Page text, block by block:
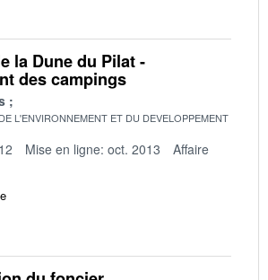
la Dune du Pilat -
des campings
L'ENVIRONNEMENT ET DU DEVELOPPEMENT
Mise en ligne: oct. 2013
Affaire